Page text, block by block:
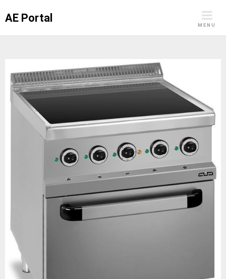
toAE Portal
MENU